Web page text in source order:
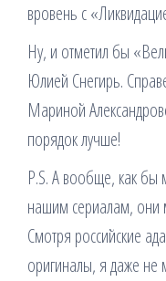
вровень с
Ну, и отметил бы
Юлией Снегирь.
Мариной
порядок лучше!
P.S. А вообще, как бы
нашим сериалам, они
Смотря российские
оригиналы, я даже не